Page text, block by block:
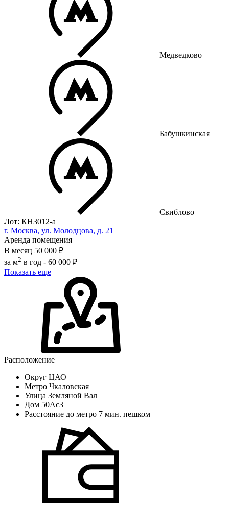
Медведково
Бабушкинская
Свиблово
Лот: КН3012-a
г. Москва, ул. Молодцова, д. 21
Аренда помещения
В месяц 50 000 ₽
за м2 в год - 60 000 ₽
Показать еще
Расположение
Округ ЦАО
Метро Чкаловская
Улица Земляной Вал
Дом 50Ас3
Расстояние до метро 7 мин. пешком